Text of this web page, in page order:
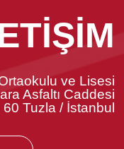
ve Lisesi
Asfaltı Caddesi
60 Tuzla / İstanbul